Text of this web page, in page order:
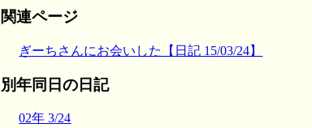
関連ページ
ぎーちさんにお会いした【日記 15/03/24】
別年同日の日記
02年 3/24